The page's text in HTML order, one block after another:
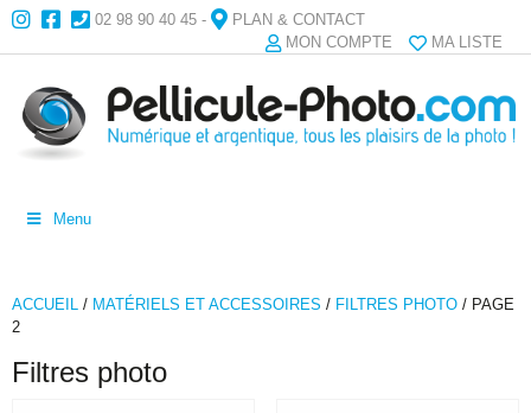
02 98 90 40 45 -
PLAN & CONTACT
MON COMPTE
MA LISTE
Menu
ACCUEIL / MATÉRIELS ET ACCESSOIRES / FILTRES PHOTO / PAGE
2
Filtres photo